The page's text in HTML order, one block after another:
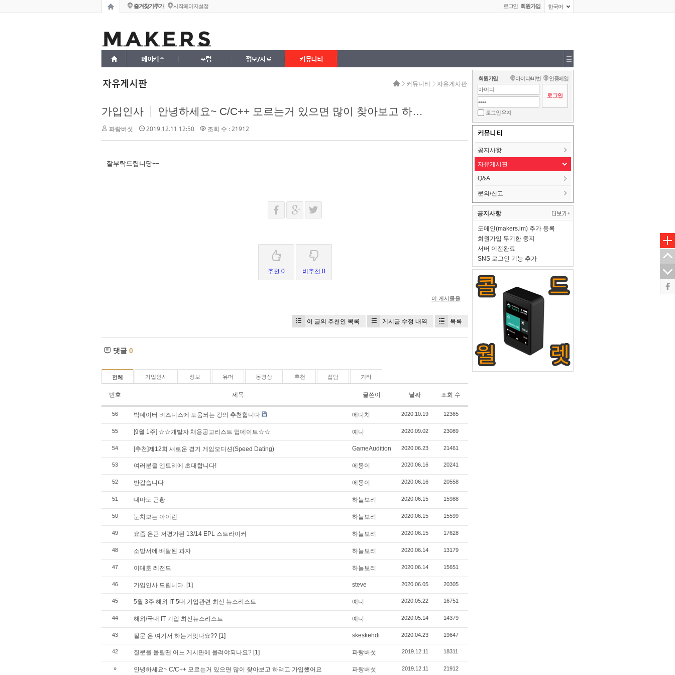
즐겨찾기추가 시작페이지설정 로그인 회원가입 한국어
메이커스 포럼 정보/자료 커뮤니티
자유게시판 커뮤니티 자유게시판
가입인사 안녕하세요~ C/C++ 모르는거 있으면 많이 찾아보고 하려고 가입했어요
파랑버섯 2019.12.11 12:50 조회 수 : 21912
잘부탁드립니당~~
추천 0 비추천 0
이 게시물을
이 글의 추천인 목록 게시글 수정 내역 목록
댓글 0
전체 가입인사 정보 유머 동영상 추천 잡담 기타
번호 제목 글쓴이 날짜 조회 수
56 빅데이터 비즈니스에 도움되는 강의 추천합니다 메디치 2020.10.19 12365
55 [9월 1주] ☆☆개발자 채용공고리스트 업데이트☆☆ 예니 2020.09.02 23089
54 [추천]제12회 새로운 경기 게임오디션(Speed Dating) GameAudition 2020.06.23 21461
53 여러분을 엔트리에 초대합니다! 에몽이 2020.06.16 20241
52 반갑습니다 에몽이 2020.06.16 20558
51 대마도 근황 하늘보리 2020.06.15 15988
50 눈치보는 아이린 하늘보리 2020.06.15 15599
49 요즘 은근 저평가된 13/14 EPL 스트라이커 하늘보리 2020.06.15 17628
48 소방서에 배달된 과자 하늘보리 2020.06.14 13179
47 이대호 레전드 하늘보리 2020.06.14 15651
46 가입인사 드립니다. [1] steve 2020.06.05 20305
45 5월 3주 해외 IT 5대 기업관련 최신 뉴스리스트 예니 2020.05.22 16751
44 해외/국내 IT 기업 최신뉴스리스트 예니 2020.05.14 14379
43 질문 은 여기서 하는거맞나요?? [1] skeskehdi 2020.04.23 19647
42 질문을 올릴땐 어느 게시판에 올려야되나요? [1] 파랑버섯 2019.12.11 18311
» 안녕하세요~ C/C++ 모르는거 있으면 많이 찾아보고 하려고 가입했어요 파랑버섯 2019.12.11 21912
회원가입 아이디/비번 인증메일
로그인 유지
커뮤니티
공지사항
자유게시판
Q&A
문의/신고
공지사항
도메인(makers.im) 추가 등록
회원가입 무기한 중지
서버 이전완료
SNS 로그인 기능 추가